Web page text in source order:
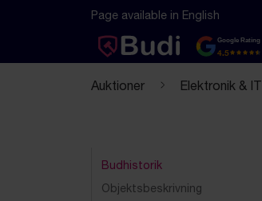
Hoppa till innehåll
Textbaserad (markdown) version av denna sida
Page available in English
Google Rating
4.5
Auktioner Elektronik & IT
Budhistorik
Objektsbeskrivning